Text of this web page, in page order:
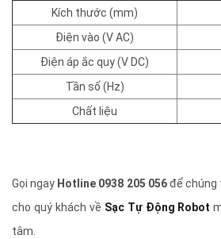
Kích thước (mm)
Điện vào (V AC)
Điện áp ắc quy (V DC)
Tần số (Hz)
Chất liệu
Gọi ngay Hotline 0938 205 056để chúng
cho quý khách về Sạc Tự Động Robot
tâm.